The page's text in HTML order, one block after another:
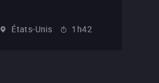
États-Unis 1h42